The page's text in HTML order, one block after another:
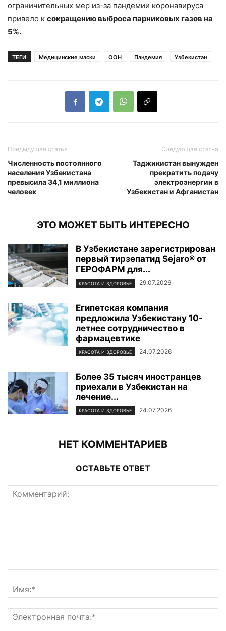
ограничительных мер из-за пандемии коронавируса
привело к сокращению выброса парниковых газов на
5%.
ТЕГИ Медицинские маски ООН Пандемия Узбекистан
Предыдущая статья
Численность постоянного
населения Узбекистана
превысила 34,1 миллиона
человек
Следующая статья
Таджикистан вынужден
прекратить подачу
электроэнергии в
Узбекистан и Афганистан
ЭТО МОЖЕТ БЫТЬ ИНТЕРЕСНО
В Узбекистане зарегистрирован
первый тирзепатид Sejaro® от
ГЕРОФАРМ для...
КРАСОТА И ЗДОРОВЬЕ 29.07.2026
Египетская компания
предложила Узбекистану 10-
летнее сотрудничество в
фармацевтике
КРАСОТА И ЗДОРОВЬЕ 24.07.2026
Более 35 тысяч иностранцев
приехали в Узбекистан на
лечение...
КРАСОТА И ЗДОРОВЬЕ 24.07.2026
НЕТ КОММЕНТАРИЕВ
ОСТАВЬТЕ ОТВЕТ